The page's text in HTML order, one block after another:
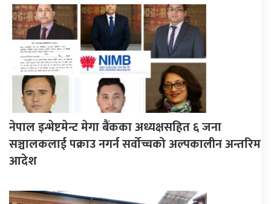
नेपाल इन्भेष्टमेन्ट मेगा बैंकका अध्यक्षसहित ६ जना
सञ्चालकलाई पक्राउ नगर्न सर्वोच्चको अल्पकालीन अन्तरिम
आदेश